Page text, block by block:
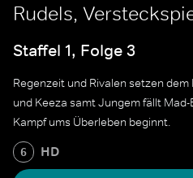
Rudels,
Staffel 1, Folge 3
Regenzeit und Rivalen setzen
und Keeza samt Jungem fällt Mad-
Kampf ums Überleben beginnt.
6 HD